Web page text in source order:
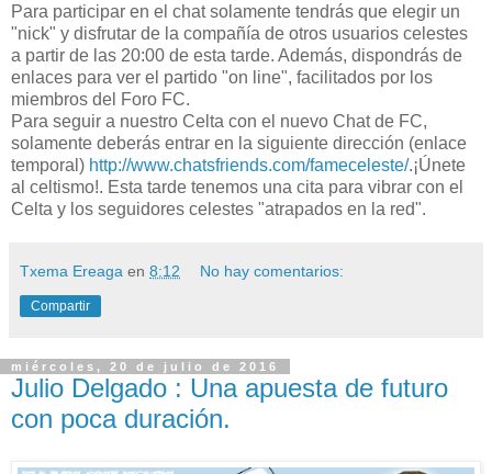
Para participar en el chat solamente tendrás que elegir un
"nick" y disfrutar de la compañía de otros usuarios celestes
a partir de las 20:00 de esta tarde. Además, dispondrás de
enlaces para ver el partido "on line", facilitados por los
miembros del Foro FC.
Para seguir a nuestro Celta con el nuevo Chat de FC,
solamente deberás entrar en la siguiente dirección (enlace
temporal) http://www.chatsfriends.com/fameceleste/.¡Únete
al celtismo!. Esta tarde tenemos una cita para vibrar con el
Celta y los seguidores celestes "atrapados en la red".
Txema Ereaga en 8:12 No hay comentarios:
Compartir
miércoles, 20 de julio de 2016
Julio Delgado : Una apuesta de futuro
con poca duración.